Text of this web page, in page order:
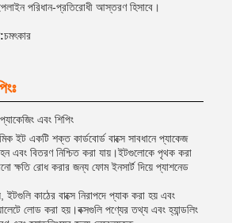
পরিধান-প্রতিরোধী আস্তরণ হিসাবে।
চমৎকার
এবং শিপিং
ইট একটি শক্ত কার্ডবোর্ড বাক্সে সাবধানে প্যাকেজ
এবং বিতরণ নিশ্চিত করা যায়।ইটগুলোকে পৃথক করা
ক্ষতি রোধ করার জন্য ফোম ইনসার্ট দিয়ে প্যাশনেড
কাঠের বাক্সে নিরাপদে প্যাক করা হয় এবং
লোড করা হয়।বক্সগুলি পণ্যের তথ্য এবং হ্যান্ডলিং